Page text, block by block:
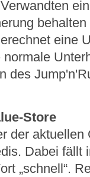
eine
des
Store
der aktuellen
Dabei fällt
„schnell“.